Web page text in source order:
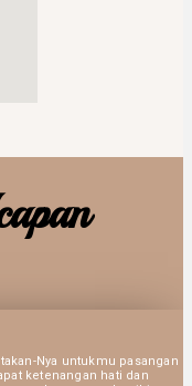
Nya untukmu pasangan
ketenangan hati dan